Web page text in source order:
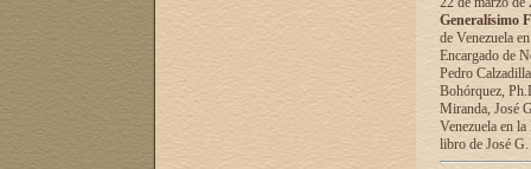
Generalísimo
de Venezuela
Encargado de
Pedro
Bohórquez,
Miranda, José
Venezuela en
libro de José